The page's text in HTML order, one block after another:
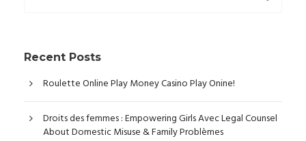
Recent Posts
Roulette Online Play Money Casino Play Onine!
Droits des femmes : Empowering Girls Avec Legal Counsel
About Domestic Misuse & Family Problèmes